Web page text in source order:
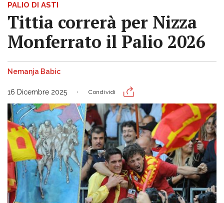
PALIO DI ASTI
Tittia correrà per Nizza
Monferrato il Palio 2026
Nemanja Babic
16 Dicembre 2025 Condividi